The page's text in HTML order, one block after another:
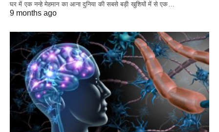
घर में एक नन्हे मेहमान का आना दुनिया की सबसे बड़ी खुशियों में से एक…
9 months ago